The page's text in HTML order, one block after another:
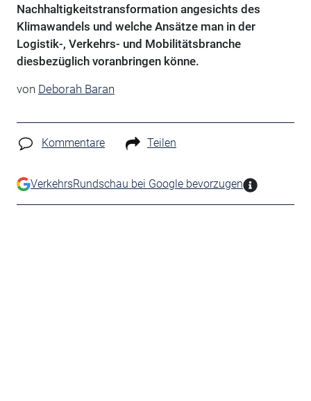
Nachhaltigkeitstransformation angesichts des
Klimawandels und welche Ansätze man in der
Logistik-, Verkehrs- und Mobilitätsbranche
diesbezüglich voranbringen könne.
von Deborah Baran
Kommentare Teilen
VerkehrsRundschau bei Google bevorzugen